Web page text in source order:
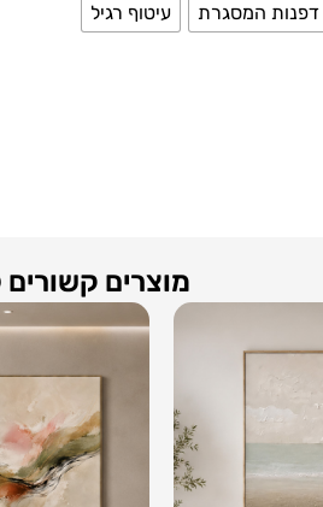
דפנות המסגרת
עיטוף רגיל
מוצרים קשורים